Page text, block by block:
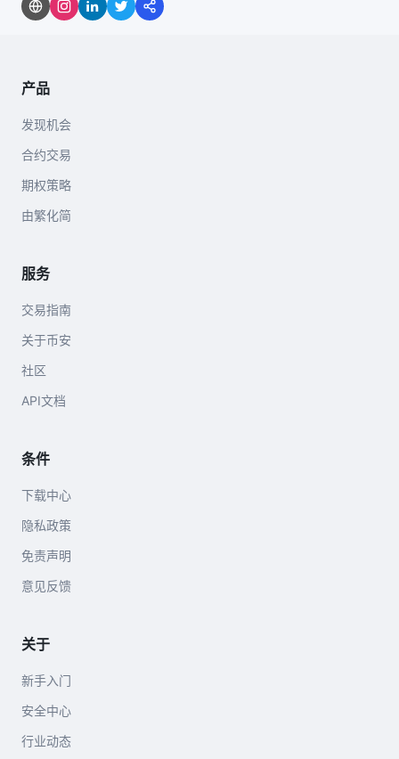
产品
发现机会
合约交易
期权策略
由繁化简
服务
交易指南
关于币安
社区
API文档
条件
下载中心
隐私政策
免责声明
意见反馈
关于
新手入门
安全中心
行业动态